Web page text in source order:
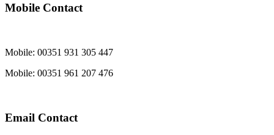
Mobile Contact
Mobile: 00351 931 305 447
Mobile: 00351 961 207 476
Email Contact